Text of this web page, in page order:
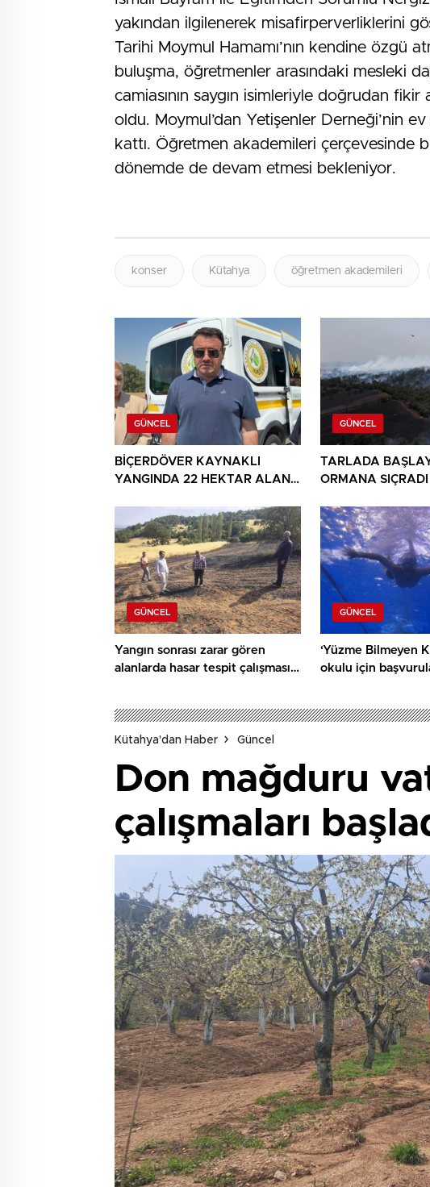
yakından ilgilenerek misafirperverliklerini
Tarihi Moymul Hamamı’nın kendine özgü
buluşma, öğretmenler arasındaki mesleki
camiasının saygın isimleriyle doğrudan fikir
oldu. Moymul’dan Yetişenler Derneği’nin
kattı. Öğretmen akademileri çerçevesinde
dönemde de devam etmesi bekleniyor.
konser Kütahya öğretmen akademileri
GÜNCEL
BİÇERDÖVER KAYNAKLI
YANGINDA 22 HEKTAR ALAN
GÜNCEL
TARLADA
ORMANA SIÇRADI
GÜNCEL
Yangın sonrası zarar gören
alanlarda hasar tespit çalışması
GÜNCEL
‘Yüzme Bilmeyen
okulu için
Kütahya'dan Haber Güncel
Don mağduru
çalışmaları